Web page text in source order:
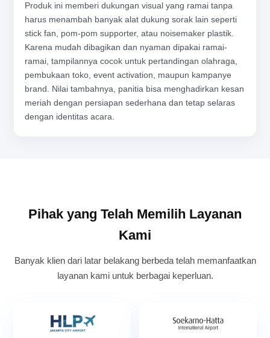
Produk ini memberi dukungan visual yang ramai tanpa
harus menambah banyak alat dukung sorak lain seperti
stick fan, pom-pom supporter, atau noisemaker plastik.
Karena mudah dibagikan dan nyaman dipakai ramai-
ramai, tampilannya cocok untuk pertandingan olahraga,
pembukaan toko, event activation, maupun kampanye
brand. Nilai tambahnya, panitia bisa menghadirkan kesan
meriah dengan persiapan sederhana dan tetap selaras
dengan identitas acara.
Pihak yang Telah Memilih Layanan
Kami
Banyak klien dari latar belakang berbeda telah memanfaatkan
layanan kami untuk berbagai keperluan.